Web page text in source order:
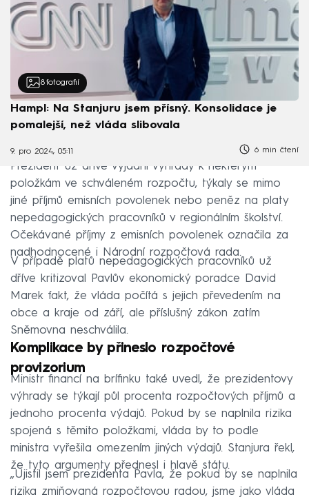
8 fotografií
Hampl: Na Stanjuru jsem přísný. Konsolidace je
pomalejší, než vláda slibovala
9. pro 2024, 05:11 6 min čtení
Prezident už dříve vyjádřil výhrady k některým
položkám ve schváleném rozpočtu, týkaly se mimo
jiné příjmů emisních povolenek nebo peněz na platy
nepedagogických pracovníků v regionálním školství.
Očekávané příjmy z emisních povolenek označila za
nadhodnocené i Národní rozpočtová rada.
V případě platů nepedagogických pracovníků už
dříve kritizoval Pavlův ekonomický poradce David
Marek fakt, že vláda počítá s jejich převedením na
obce a kraje od září, ale příslušný zákon zatím
Sněmovna neschválila.
Komplikace by přineslo rozpočtové
provizorium
Ministr financí na brífinku také uvedl, že prezidentovy
výhrady se týkají půl procenta rozpočtových příjmů a
jednoho procenta výdajů. Pokud by se naplnila rizika
spojená s těmito položkami, vláda by to podle
ministra vyřešila omezením jiných výdajů. Stanjura řekl,
že tyto argumenty přednesl i hlavě státu.
„Ujistil jsem prezidenta Pavla, že pokud by se naplnila
rizika zmiňovaná rozpočtovou radou, jsme jako vláda